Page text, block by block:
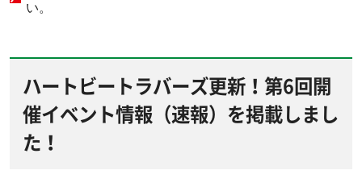
い。
ハートビートラバーズ更新！第6回開
催イベント情報（速報）を掲載しまし
た！